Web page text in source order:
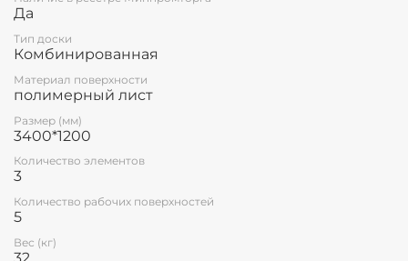
Да
Тип доски
Комбинированная
Материал поверхности
полимерный лист
Размер (мм)
3400*1200
Количество элементов
3
Количество рабочих поверхностей
5
Вес (кг)